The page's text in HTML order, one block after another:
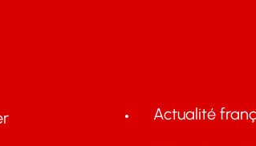
Actualité